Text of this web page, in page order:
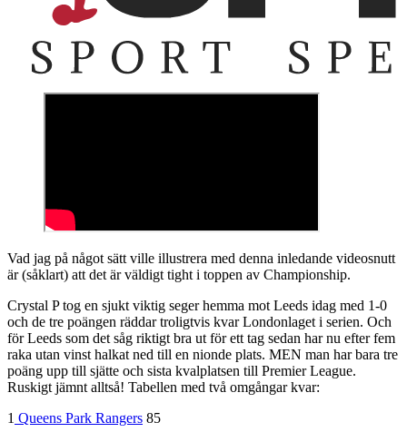
Vad jag på något sätt ville illustrera med denna inledande videosnutt
är (såklart) att det är väldigt tight i toppen av Championship.
Crystal P tog en sjukt viktig seger hemma mot Leeds idag med 1-0
och de tre poängen räddar troligtvis kvar Londonlaget i serien. Och
för Leeds som det såg riktigt bra ut för ett tag sedan har nu efter fem
raka utan vinst halkat ned till en nionde plats. MEN man har bara tre
poäng upp till sjätte och sista kvalplatsen till Premier League.
Ruskigt jämnt alltså! Tabellen med två omgångar kvar:
1 Queens Park Rangers 85